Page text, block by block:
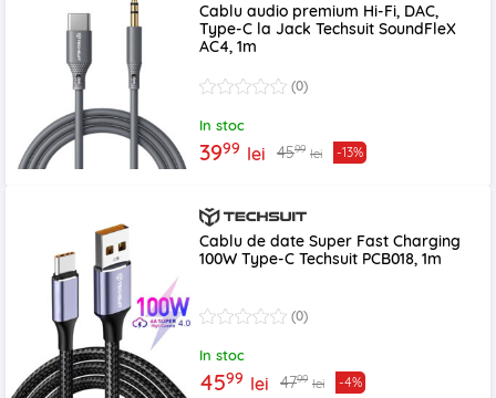
Cablu audio premium Hi-Fi, DAC,
Type-C la Jack Techsuit SoundFleX
AC4, 1m
(0)
In stoc
3999 lei 4599 lei -13%
Cablu de date Super Fast Charging
100W Type-C Techsuit PCB018, 1m
(0)
In stoc
4599 lei 4799 lei -4%